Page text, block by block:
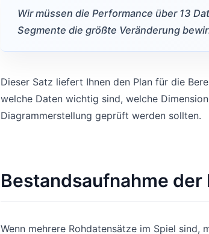
Wir müssen die Performance über 13
Segmente die größte Veränderung
Dieser Satz liefert Ihnen den Plan für die
welche Daten wichtig sind, welche
Diagrammerstellung geprüft werden sollten.
Bestandsaufnahme
Wenn mehrere Rohdatensätze im Spiel sind,